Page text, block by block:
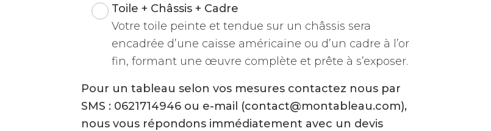
Toile + Châssis + Cadre
Votre toile peinte et tendue sur un châssis sera
encadrée d’une caisse américaine ou d’un cadre à l’or
fin, formant une œuvre complète et prête à s’exposer.
Pour un tableau selon vos mesures contactez nous par
SMS : 0621714946 ou e-mail (contact@montableau.com),
nous vous répondons immédiatement avec un devis